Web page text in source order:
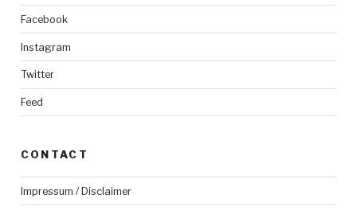
Facebook
Instagram
Twitter
Feed
CONTACT
Impressum / Disclaimer